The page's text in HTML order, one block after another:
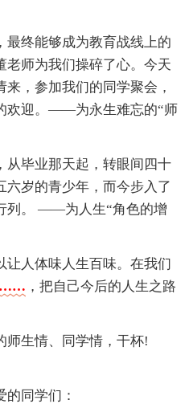
最终能够成为教育战线上的
老师为我们操碎了心。今天
，参加我们的同学聚会，
欢迎。――为永生难忘的“师
从毕业那天起，转眼间四十
六岁的青少年，而今步入了
列。 ――为人生“角色的增
让人体味人生百味。在我们
…… ，把自己今后的人生之路
师生情、同学情，干杯!
同学们：